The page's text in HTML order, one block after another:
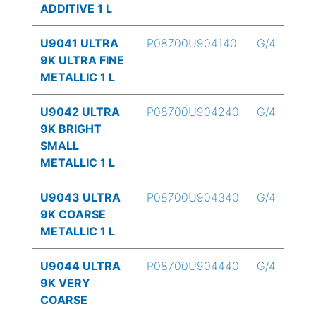
ADDITIVE 1 L
U9041 ULTRA
9K ULTRA FINE
METALLIC 1 L
P08700U904140 G/4
U9042 ULTRA
9K BRIGHT
SMALL
METALLIC 1 L
P08700U904240 G/4
U9043 ULTRA
9K COARSE
METALLIC 1 L
P08700U904340 G/4
U9044 ULTRA
9K VERY
COARSE
P08700U904440 G/4